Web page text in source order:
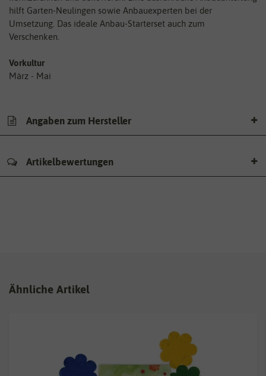
hilft Garten-Neulingen sowie Anbauexperten bei der
Umsetzung. Das ideale Anbau-Starterset auch zum
Verschenken.
Vorkultur
März - Mai
Angaben zum Hersteller
Artikelbewertungen
Ähnliche Artikel